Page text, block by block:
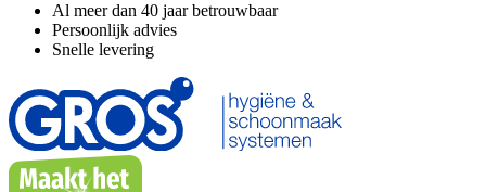
Al meer dan 40 jaar betrouwbaar
Persoonlijk advies
Snelle levering